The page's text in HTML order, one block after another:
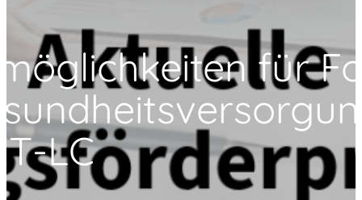
für
LC